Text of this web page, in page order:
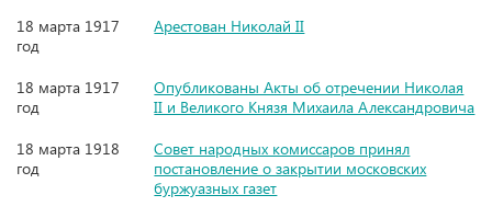
18 марта 1917
год
Арестован Николай II
18 марта 1917
год
Опубликованы Акты об отречении Николая
II и Великого Князя Михаила Александровича
18 марта 1918
год
Совет народных комиссаров принял
постановление о закрытии московских
буржуазных газет